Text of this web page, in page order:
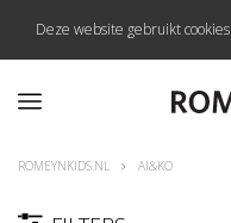
Deze website gebruikt cookies
ROMEYNKIDS.NL AI&KO